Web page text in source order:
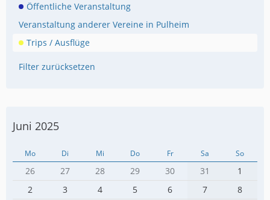
Öffentliche Veranstaltung
Veranstaltung anderer Vereine in Pulheim
Trips / Ausflüge
Filter zurücksetzen
Juni 2025
Mo Di Mi Do Fr Sa So
26 27 28 29 30 31
1
2
3 4 5 6 7
8